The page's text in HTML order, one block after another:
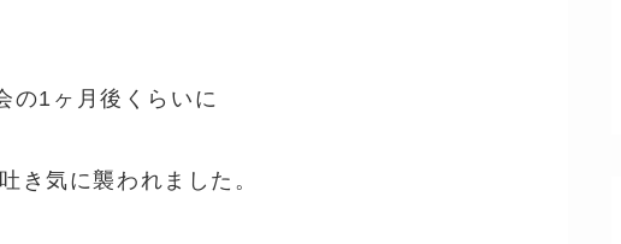
の1ヶ月後くらいに
き気に襲われました。